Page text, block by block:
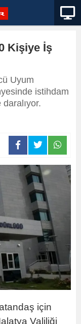
Kişiye İş
Uyum
istihdam
için
Valiliği